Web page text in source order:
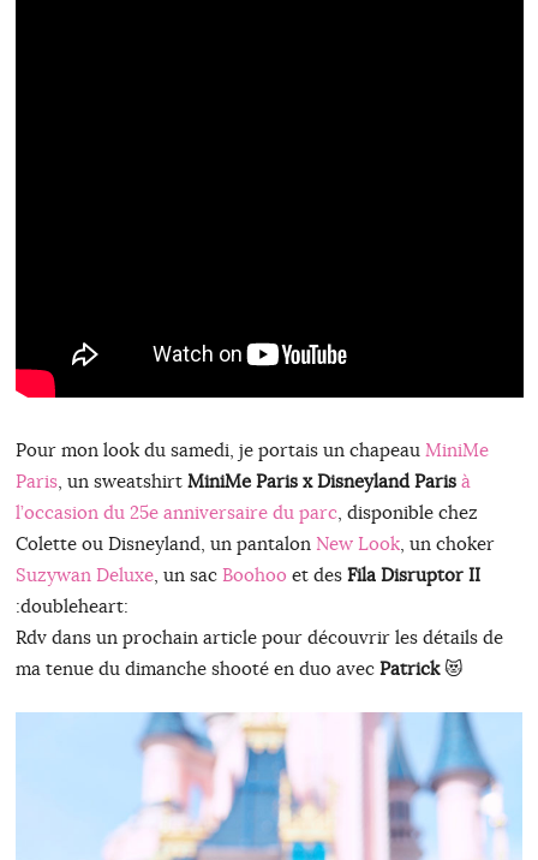
Pour mon look du samedi, je portais un chapeau MiniMe
Paris, un sweatshirt MiniMe Paris x Disneyland Paris à
l’occasion du 25e anniversaire du parc, disponible chez
Colette ou Disneyland, un pantalon New Look, un choker
Suzywan Deluxe, un sac Boohoo et des Fila Disruptor II
:doubleheart:
Rdv dans un prochain article pour découvrir les détails de
ma tenue du dimanche shooté en duo avec Patrick😻